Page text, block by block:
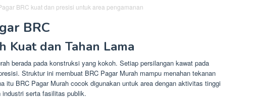
BRC kuat dan presisi untuk area pengamanan
BRC
Kuat dan Tahan Lama
berada pada konstruksi yang kokoh. Setiap persilangan kawat pada
Struktur ini membuat BRC Pagar Murah mampu menahan tekanan
itu BRC Pagar Murah cocok digunakan untuk area dengan aktivitas tinggi
serta fasilitas publik.